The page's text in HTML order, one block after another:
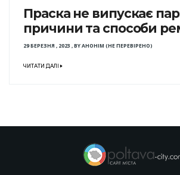
Праска не випускає
причини та способи
29 БЕРЕЗНЯ , 2023 ,BYАНОНІМ (НЕ ПЕРЕВІРЕНО)
ЧИТАТИ ДАЛІ